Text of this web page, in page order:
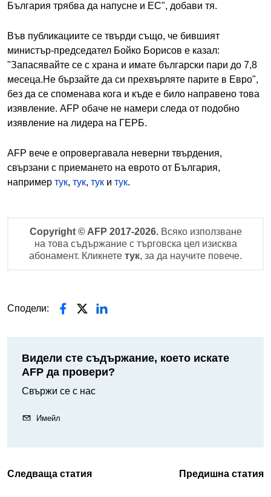
България трябва да напусне и ЕС", добави тя.
Във публикациите се твърди също, че бившият
министър-председател Бойко Борисов е казал:
"Запасявайте се с храна и имате български пари до 7,8
месеца.Не бързайте да си прехвърляте парите в Евро",
без да се споменава кога и къде е било направено това
изявление. AFP обаче не намери следа от подобно
изявление на лидера на ГЕРБ.
AFP вече е опровергавала неверни твърдения,
свързани с приемането на еврото от България,
например тук, тук, тук и тук.
Copyright © AFP 2017-2026.Всяко използване
на това съдържание с търговска цел изисква
абонамент. Кликнете тук, за да научите повече.
Сподели:
Видели сте съдържание, което искате
AFP да провери?
Свържи се с нас
Имейл
Следваща статия Предишна статия